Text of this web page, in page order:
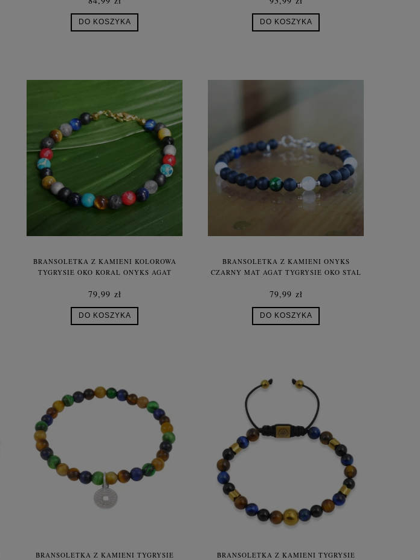
DO KOSZYKA DO KOSZYKA
BRANSOLETKA Z KAMIENI KOLOROWA
TYGRYSIE OKO KORAL ONYKS AGAT
79,99 zł
DO KOSZYKA
BRANSOLETKA Z KAMIENI ONYKS
CZARNY MAT AGAT TYGRYSIE OKO STAL
79,99 zł
DO KOSZYKA
BRANSOLETKA Z KAMIENI TYGRYSIE
BRANSOLETKA Z KAMIENI TYGRYSIE